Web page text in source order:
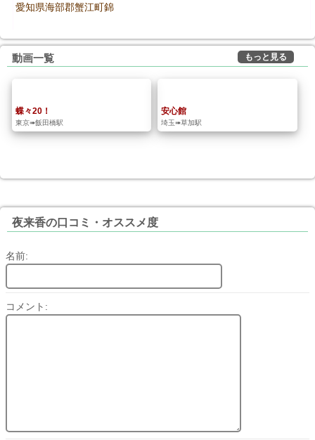
愛知県海部郡蟹江町錦
動画一覧 もっと見る
蝶々20！
東京➠飯田橋駅
安心館
埼玉➠草加駅
夜来香の口コミ・オススメ度
名前:
コメント: